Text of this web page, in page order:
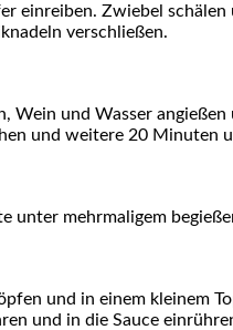
ein­rei­ben. Zwie­bel
verschließen.
Wein und Was­ser
und wei­te­re 20 Minu­ten
unter mehr­ma­li­gem
und in einem klei­nem
und in die Sau­ce